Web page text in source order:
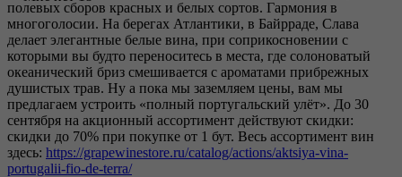
полевых сборов красных и белых сортов. Гармония в
многоголосии. На берегах Атлантики, в Байрраде, Слава
делает элегантные белые вина, при соприкосновении с
которыми вы будто переноситесь в места, где солоноватый
океанический бриз смешивается с ароматами прибрежных
душистых трав. Ну а пока мы заземляем цены, вам мы
предлагаем устроить «полный португальский улёт». До 30
сентября на акционный ассортимент действуют скидки:
скидки до 70% при покупке от 1 бут. Весь ассортимент вин
здесь: https://grapewinestore.ru/catalog/actions/aktsiya-vina-
portugalii-fio-de-terra/